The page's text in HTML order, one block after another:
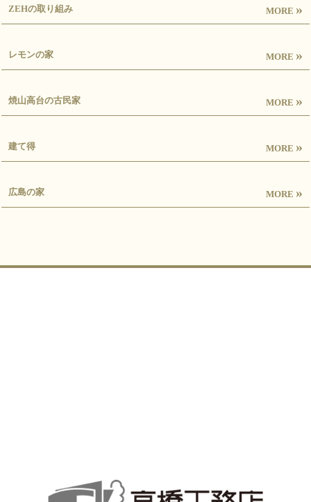
ZEHの取り組み MORE »
レモンの家 MORE »
焼山高台の古民家 MORE »
建て得 MORE »
広島の家 MORE »